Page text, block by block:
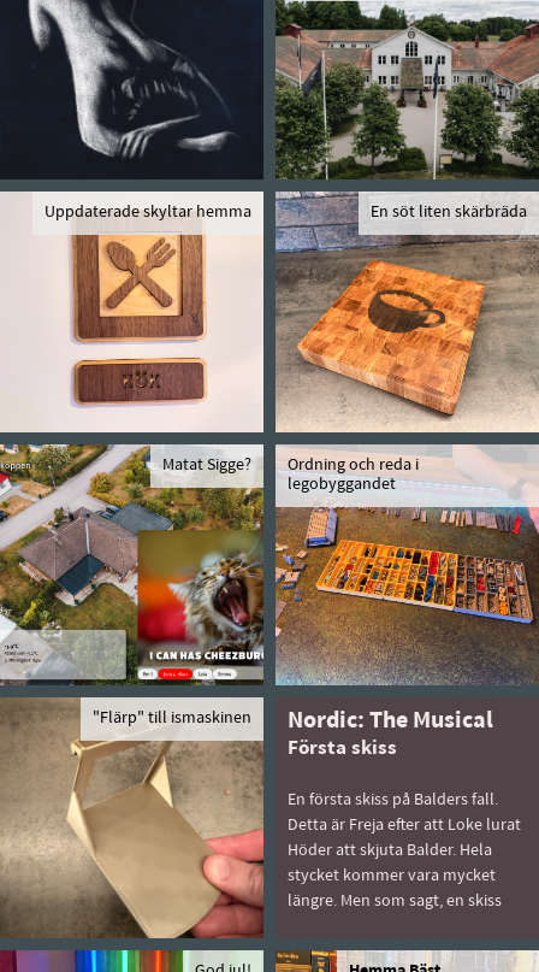
Uppdaterade skyltar hemma En söt liten skärbräda
Matat Sigge?
Ordning och reda i
legobyggandet
"Flärp" till ismaskinen Nordic: The Musical
Första skiss
En första skiss på Balders fall.
Detta är Freja efter att Loke lurat
Höder att skjuta Balder. Hela
stycket kommer vara mycket
längre. Men som sagt, en skiss